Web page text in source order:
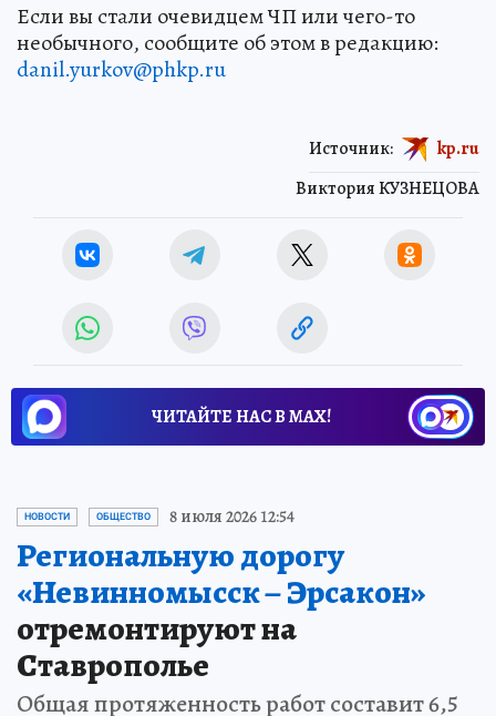
Если вы стали очевидцем ЧП или чего-то
необычного, сообщите об этом в редакцию:
danil.yurkov@phkp.ru
Виктория КУЗНЕЦОВА
Источник: kp.ru
ЧИТАЙТЕ НАС В МАХ!
НОВОСТИ ОБЩЕСТВО 8 июля 2026 12:54
Региональную дорогу
«Невинномысск – Эрсакон»
отремонтируют на
Ставрополье
Общая протяженность работ составит 6,5